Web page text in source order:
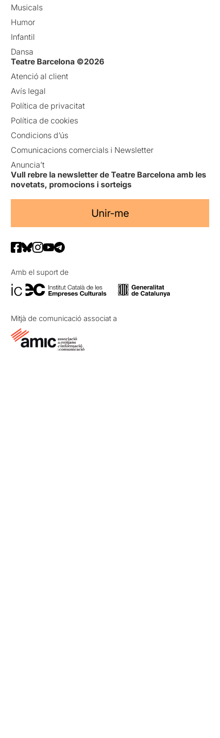
Musicals
Humor
Infantil
Dansa
Teatre Barcelona ©2026
Atenció al client
Avís legal
Política de privacitat
Política de cookies
Condicions d’ús
Comunicacions comercials i Newsletter
Anuncia’t
Vull rebre la newsletter de Teatre Barcelona amb les
novetats, promocions i sorteigs
Unir-me
Amb el suport de
Mitjà de comunicació associat a